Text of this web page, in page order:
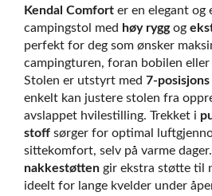
Kendal Comfort er en elegant og
campingstol med høy ryggog
perfekt for deg som ønsker
campingturen, foran bobilen eller
Stolen er utstyrt med 7-
enkelt kan justere stolen fra
avslappet hvilestilling. Trekket i
stoff sørger for optimal
sittekomfort, selv på varme
nakkestøtten gir ekstra støtte til
ideelt for lange kvelder under